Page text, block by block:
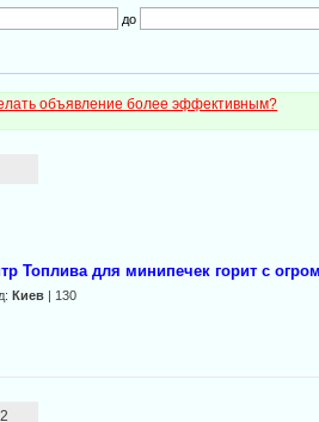
до
объявление более эффективным?
Топлива для минипечек горит с
Киев | 130